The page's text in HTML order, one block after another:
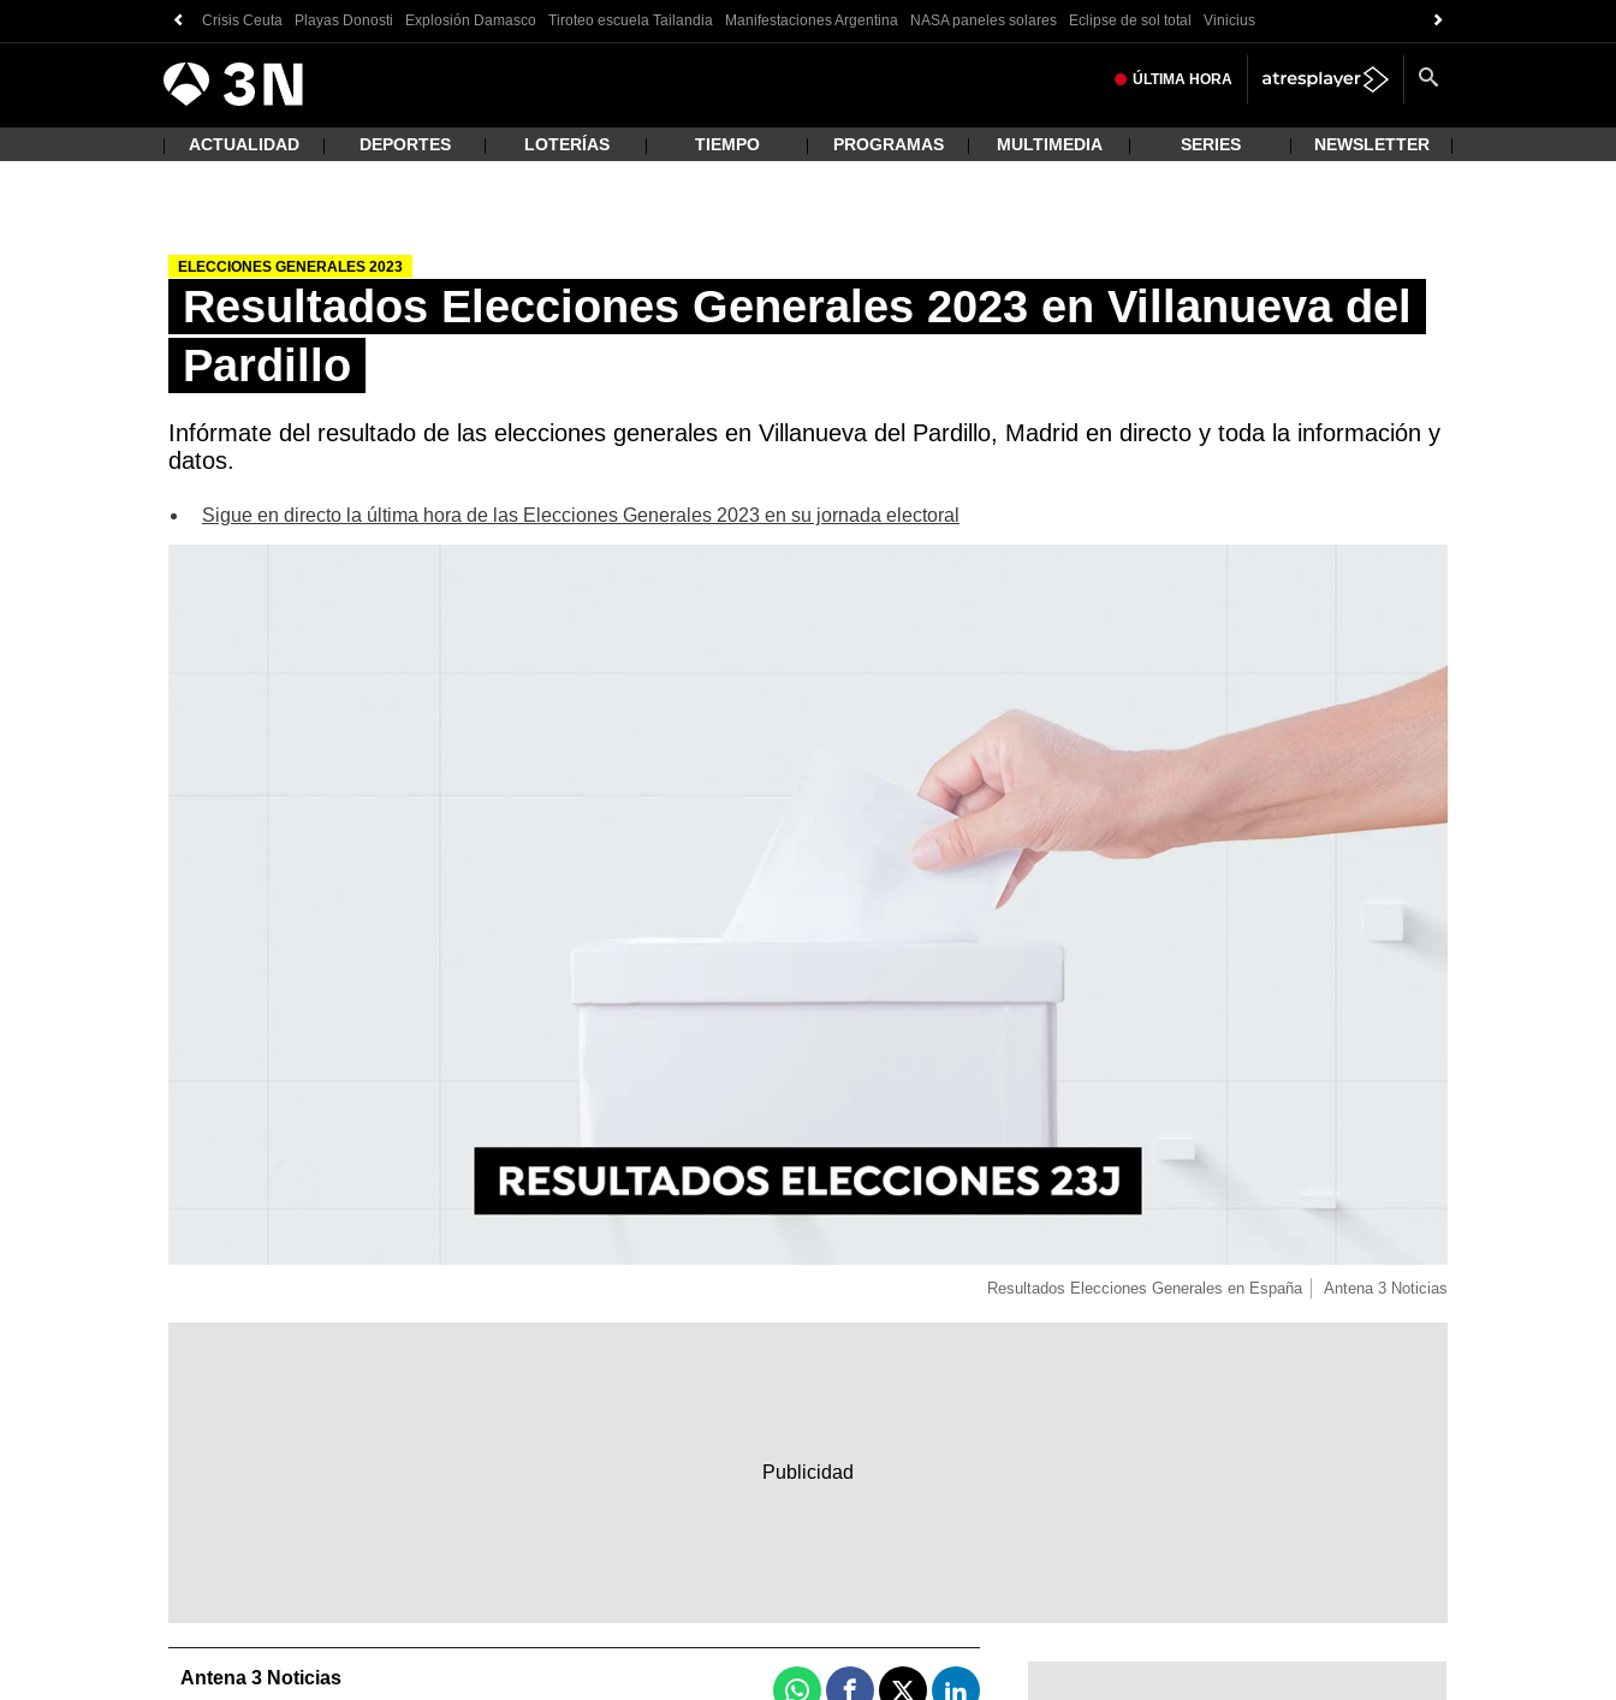
Crisis Ceuta Playas Donosti Explosión Damasco Tiroteo escuela Tailandia Manifestaciones Argentina NASA paneles solares Eclipse de sol total Vinicius
3
Noticias ÚLTIMA HORA
¿Qué estás buscando?
Buscar
ACTUALIDAD DEPORTES LOTERÍAS TIEMPO PROGRAMAS MULTIMEDIA SERIES NEWSLETTER
ELECCIONES GENERALES 2023
Resultados Elecciones Generales 2023 en Villanueva del
Pardillo
Infórmate del resultado de las elecciones generales en Villanueva del Pardillo, Madrid en directo y toda la información y
datos.
Sigue en directo la última hora de las Elecciones Generales 2023 en su jornada electoral
Resultados Elecciones Generales en España Antena 3 Noticias
Antena 3 Noticias